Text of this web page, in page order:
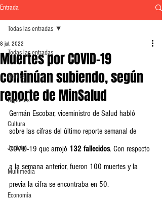
Entrada
Todas las entradas
Política
Deportes
Cultura
Judicial
Multimedia
Economia
Todas las entradas
Muertes por COVID-19
continúan subiendo, según
reporte de MinSalud
8 jul. 2022
Germán Escobar, viceministro de Salud habló
sobre las cifras del último reporte semanal de
COVID-19 que arrojó 132 fallecidos. Con respecto
a la semana anterior, fueron 100 muertes y la
previa la cifra se encontraba en 50.